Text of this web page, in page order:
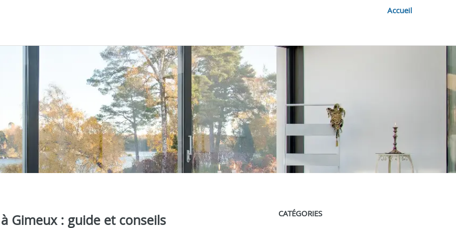
Accueil
Gimeux : guide et conseils CATÉGORIES